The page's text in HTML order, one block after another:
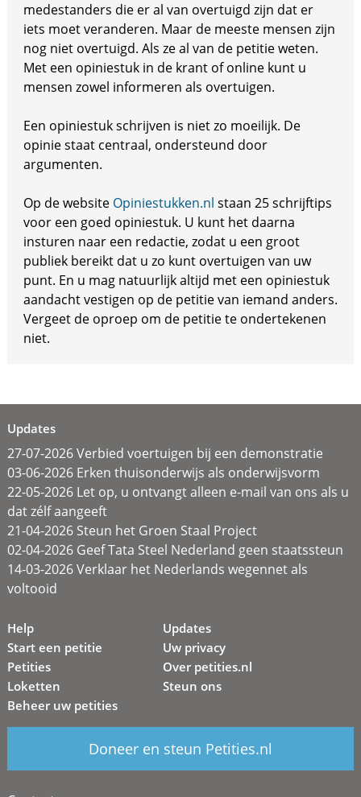
medestanders die er al van overtuigd zijn dat er
iets moet veranderen. Maar de meeste mensen zijn
nog niet overtuigd. Als ze al van de petitie weten.
Met een opiniestuk in de krant of online kunt u
mensen zowel informeren als overtuigen.
Een opiniestuk schrijven is niet zo moeilijk. De
opinie staat centraal, ondersteund door
argumenten.
Op de website Opiniestukken.nl staan 25 schrijftips
voor een goed opiniestuk. U kunt het daarna
insturen naar een redactie, zodat u een groot
publiek bereikt dat u zo kunt overtuigen van uw
punt. En u mag natuurlijk altijd met een opiniestuk
aandacht vestigen op de petitie van iemand anders.
Vergeet de oproep om de petitie te ondertekenen
niet.
Updates
27-07-2026 Verbied voertuigen bij een demonstratie
03-06-2026 Erken thuisonderwijs als onderwijsvorm
22-05-2026 Let op, u ontvangt alleen e-mail van ons als u
dat zélf aangeeft
21-04-2026 Steun het Groen Staal Project
02-04-2026 Geef Tata Steel Nederland geen staatssteun
14-03-2026 Verklaar het Nederlands wegennet als
voltooid
Help
Start een petitie
Petities
Loketten
Beheer uw petities
Updates
Uw privacy
Over petities.nl
Steun ons
Doneer en steun Petities.nl